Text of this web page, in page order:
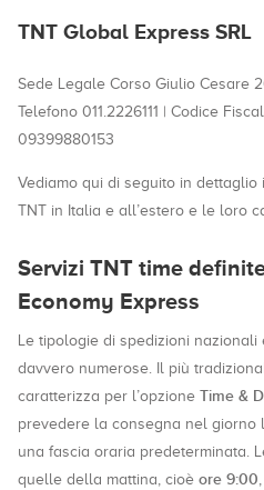
TNT Global Express SRL
Sede Legale Corso Giulio Cesare
Telefono 011.2226111 | Codice
09399880153
Vediamo qui di seguito in
TNT in Italia e all’estero e le loro
Servizi TNT time
Economy Express
Le tipologie di spedizioni
davvero numerose. Il più
caratterizza per l’opzione Time &
prevedere la consegna nel giorno
una fascia oraria predeterminata.
quelle della mattina, cioè ore 9:00,